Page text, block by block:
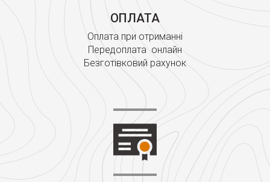
ОПЛАТА
Оплата при отриманні
Передоплата онлайн
Безготівковий рахунок